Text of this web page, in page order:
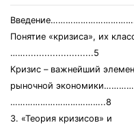
Понятие «кризиса», их
…….........................5
Кризис – важнейший
рыночной
………………………………..8
3. «Теория кризисов» и